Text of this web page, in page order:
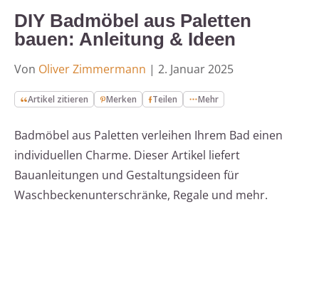
DIY Badmöbel aus Paletten
bauen: Anleitung & Ideen
Von Oliver Zimmermann | 2. Januar 2025
Artikel zitieren Merken Teilen Mehr
Badmöbel aus Paletten verleihen Ihrem Bad einen
individuellen Charme. Dieser Artikel liefert
Bauanleitungen und Gestaltungsideen für
Waschbeckenunterschränke, Regale und mehr.